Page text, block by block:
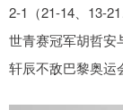
2-1（21-14、13-
世青赛冠军胡哲安
轩辰不敌巴黎奥运